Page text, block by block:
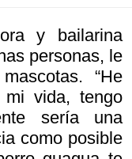
y bailarina
personas, le
“He
vida, tengo
sería una
como posible